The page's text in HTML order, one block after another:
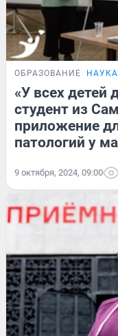
ОБРАЗОВАНИЕ
«У всех детей
студент из
приложение
патологий у
9 октября, 2024, 09:00